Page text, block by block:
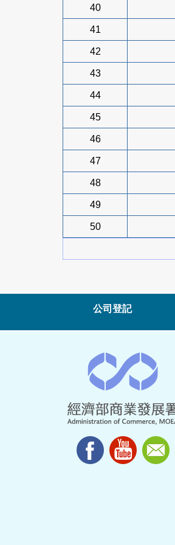
40
41
42
43
44
45
46
47
48
49
50
公司登記